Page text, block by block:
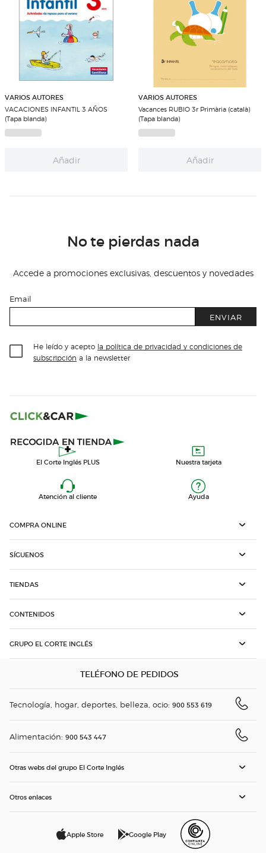
VARIOS AUTORES
VACACIONES INFANTIL 3 AÑOS
(Tapa blanda)
Añadir
VARIOS AUTORES
Vacances RUBIO 3r Primària (català)
(Tapa blanda)
Añadir
No te pierdas nada
Accede a promociones exclusivas, descuentos y novedades
Email
ENVIAR
He leído y acepto la política de privacidad y condiciones de
subscripción a la newsletter
El Corte Inglés PLUS Nuestra tarjeta
Atención al cliente Ayuda
COMPRA ONLINE
SÍGUENOS
TIENDAS
CONTENIDOS
GRUPO EL CORTE INGLÉS
TELÉFONO DE PEDIDOS
Tecnología, hogar, deportes, belleza, ocio: 900 553 619
Alimentación: 900 543 447
Otras webs del grupo El Corte Inglés
Otros enlaces
Apple Store Google Play